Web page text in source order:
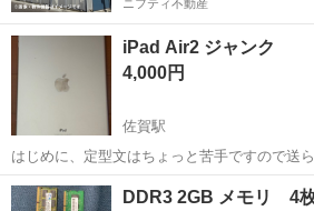
ニフティ不動産
iPad Air2 ジャンク
4,000円
佐賀駅
はじめに、定型文はちょっと苦手ですので送ら
少、傷や汚れあるかもしれませんが安価のため現
ィベーションロックがかかって解除できません。 経緯としては、
佐賀 佐賀市
DDR3 2GB メモリ 4